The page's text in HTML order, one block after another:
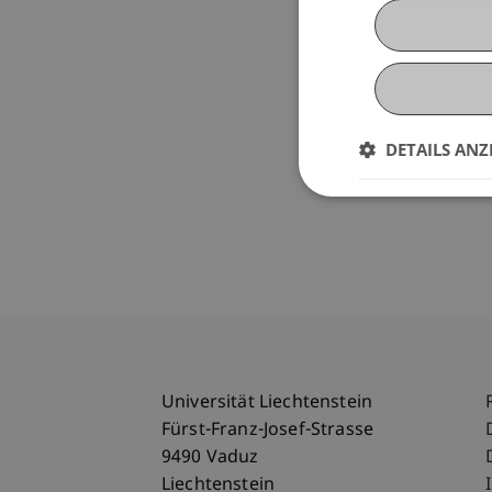
Universität Liechtenstein
Fürst-Franz-Josef-Strasse
9490 Vaduz
Liechtenstein
DETAILS